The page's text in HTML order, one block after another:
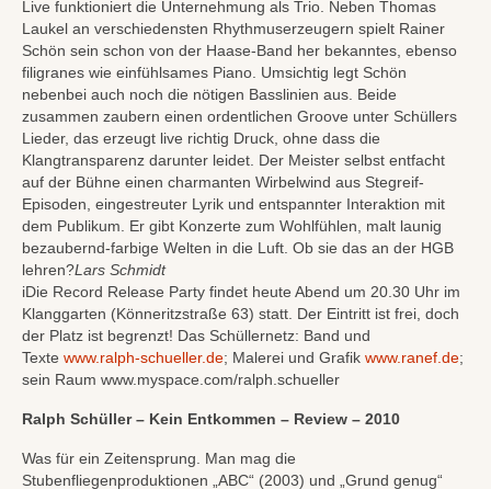
Live funktioniert die Unternehmung als Trio. Neben Thomas
Laukel an verschiedensten Rhythmuserzeugern spielt Rainer
Schön sein schon von der Haase-Band her bekanntes, ebenso
filigranes wie einfühlsames Piano. Umsichtig legt Schön
nebenbei auch noch die nötigen Basslinien aus. Beide
zusammen zaubern einen ordentlichen Groove unter Schüllers
Lieder, das erzeugt live richtig Druck, ohne dass die
Klangtransparenz darunter leidet. Der Meister selbst entfacht
auf der Bühne einen charmanten Wirbelwind aus Stegreif-
Episoden, eingestreuter Lyrik und entspannter Interaktion mit
dem Publikum. Er gibt Konzerte zum Wohlfühlen, malt launig
bezaubernd-farbige Welten in die Luft. Ob sie das an der HGB
lehren?Lars Schmidt
iDie Record Release Party findet heute Abend um 20.30 Uhr im
Klanggarten (Könneritzstraße 63) statt. Der Eintritt ist frei, doch
der Platz ist begrenzt! Das Schüllernetz: Band und
Texte www.ralph-schueller.de; Malerei und Grafik www.ranef.de;
sein Raum www.myspace.com/ralph.schueller
Ralph Schüller – Kein Entkommen – Review – 2010
Was für ein Zeitensprung. Man mag die
Stubenfliegenproduktionen „ABC“ (2003) und „Grund genug“